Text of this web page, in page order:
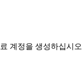
계정을 생성하십시오